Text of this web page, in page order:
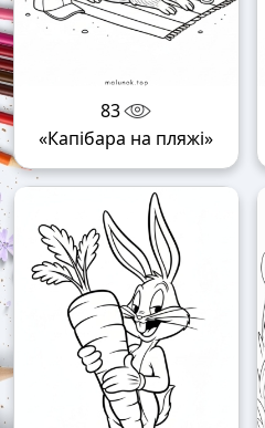
83
«Капібара на пляжі»